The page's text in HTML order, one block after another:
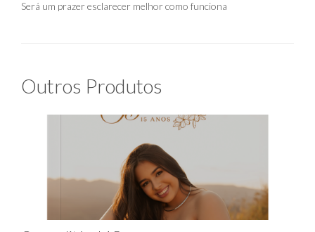
Será um prazer esclarecer melhor como funciona
Outros Produtos